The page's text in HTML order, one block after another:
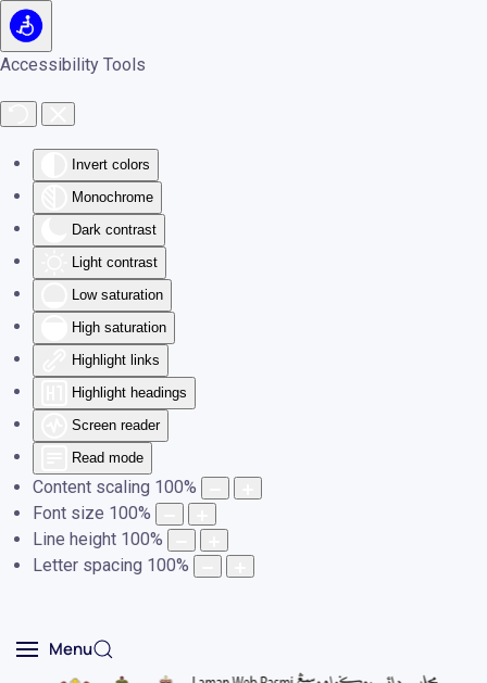
Accessibility Tools
Invert colors
Monochrome
Dark contrast
Light contrast
Low saturation
High saturation
Highlight links
Highlight headings
Screen reader
Read mode
Content scaling 100%
Font size 100%
Line height 100%
Letter spacing 100%
Skip to main content
Menu